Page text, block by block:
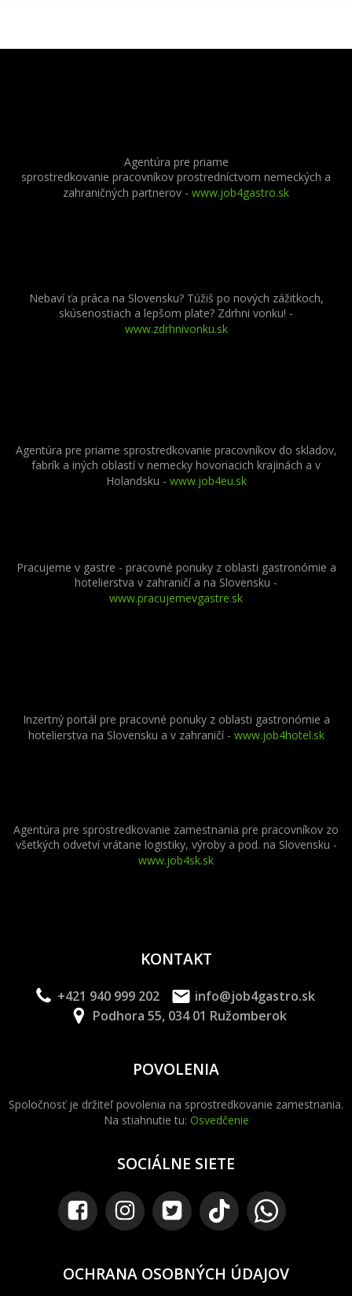
Agentúra pre priame
sprostredkovanie pracovníkov prostredníctvom nemeckých a
zahraničných partnerov - www.job4gastro.sk
Nebaví ťa práca na Slovensku? Túžiš po nových zážitkoch,
skúsenostiach a lepšom plate? Zdrhni vonku! -
www.zdrhnivonku.sk
Agentúra pre priame sprostredkovanie pracovníkov do skladov,
fabrík a iných oblastí v nemecky hovoriacich krajinách a v
Holandsku - www.job4eu.sk
Pracujeme v gastre - pracovné ponuky z oblasti gastronómie a
hotelierstva v zahraničí a na Slovensku -
www.pracujemevgastre.sk
Inzertný portál pre pracovné ponuky z oblasti gastronómie a
hotelierstva na Slovensku a v zahraničí - www.job4hotel.sk
Agentúra pre sprostredkovanie zamestnania pre pracovníkov zo
všetkých odvetví vrátane logistiky, výroby a pod. na Slovensku -
www.job4sk.sk
KONTAKT
+421 940 999 202
info@job4gastro.sk
Podhora 55, 034 01 Ružomberok
POVOLENIA
Spoločnosť je držiteľ povolenia na sprostredkovanie zamestnania.
Na stiahnutie tu: Osvedčenie
SOCIÁLNE SIETE
OCHRANA OSOBNÝCH ÚDAJOV